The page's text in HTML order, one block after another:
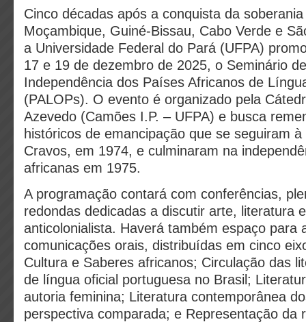
Cinco décadas após a conquista da
Moçambique, Guiné-Bissau, Cabo Verde e
a Universidade Federal do Pará (UFPA)
17 e 19 de dezembro de 2025, o Seminário
Independência dos Países Africanos de
(PALOPs). O evento é organizado pela
Azevedo (Camões I.P. – UFPA) e busca
históricos de emancipação que se seguiram
Cravos, em 1974, e culminaram na
africanas em 1975.
A programação contará com conferências,
redondas dedicadas a discutir arte, literatura
anticolonialista. Haverá também espaço para
comunicações orais, distribuídas em cinco
Cultura e Saberes africanos; Circulação das
de língua oficial portuguesa no Brasil;
autoria feminina; Literatura contemporânea
perspectiva comparada; e Representação da